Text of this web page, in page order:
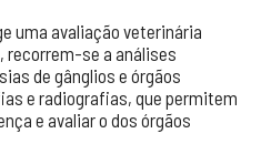
uma avaliação veterinária
recorrem-se a análises
de gânglios e órgãos
e radiografias, que permitem
e avaliar o dos órgãos